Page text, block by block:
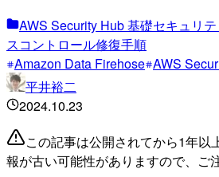
AWS Security Hub 基礎セキュリ
スコントロール修復手順
Amazon Data Firehose AWS
平井裕二
2024.10.23
この記事は公開されてから1年以
報が古い可能性がありますので、ご